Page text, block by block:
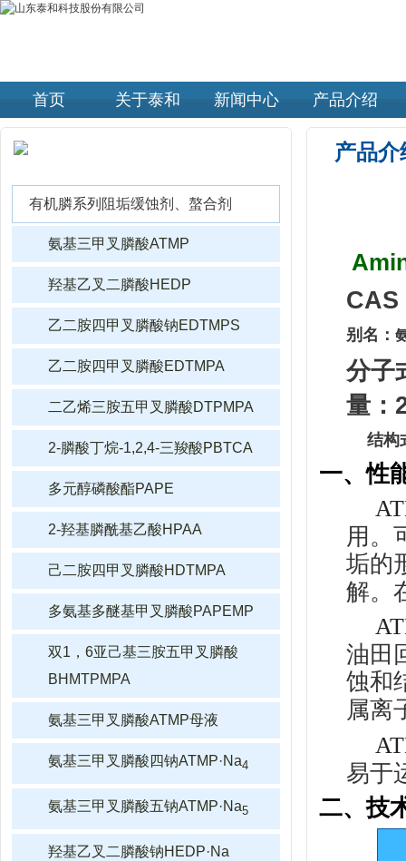
首页 关于泰和 新闻中心 产品介绍
有机膦系列阻垢缓蚀剂、螯合剂
氨基三甲叉膦酸ATMP
羟基乙叉二膦酸HEDP
乙二胺四甲叉膦酸钠EDTMPS
乙二胺四甲叉膦酸EDTMPA
二乙烯三胺五甲叉膦酸DTPMPA
2-膦酸丁烷-1,2,4-三羧酸PBTCA
多元醇磷酸酯PAPE
2-羟基膦酰基乙酸HPAA
己二胺四甲叉膦酸HDTMPA
多氨基多醚基甲叉膦酸PAPEMP
双1，6亚己基三胺五甲叉膦酸
BHMTPMPA
氨基三甲叉膦酸ATMP母液
氨基三甲叉膦酸四钠ATMP·Na4
氨基三甲叉膦酸五钠ATMP·Na5
羟基乙叉二膦酸钠HEDP·Na
产品介
CAS
别名：
分子
量：
结构
一、性
用。
垢的
解。
油田
蚀和
属离
易于
二、技